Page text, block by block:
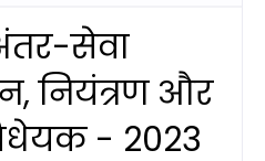
सेवा
नियंत्रण और
- 2023